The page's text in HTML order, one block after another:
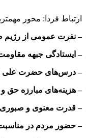
ارتباط فردا: محور
– نفرت عمومی از رژیم
– ایستادگی جبهه
– درس‌های حضرت علی
– هزینه‌های مبارزه حق
– قدرت معنوی و
– حضور مردم در